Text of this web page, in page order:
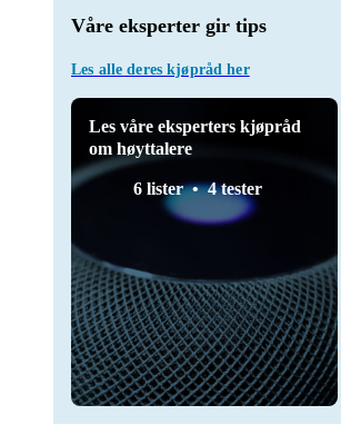
Våre eksperter gir tips
Les alle deres kjøpråd her
Les våre eksperters kjøpråd
om høyttalere
6 lister 4 tester